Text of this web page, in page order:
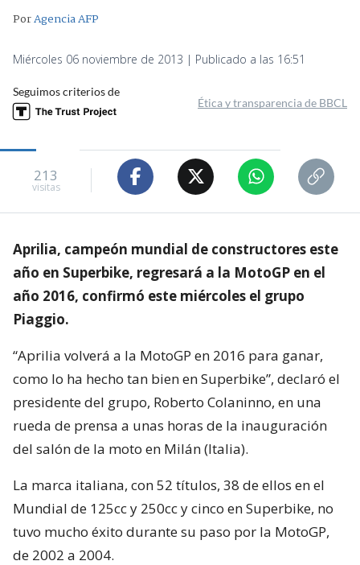
PorAgencia AFP
Miércoles 06 noviembre de 2013 | Publicado a las 16:51
Seguimos criterios de
Ética y transparencia de BBCL
213
visitas
Aprilia, campeón mundial de constructores este
año en Superbike, regresará a la MotoGP en el
año 2016, confirmó este miércoles el grupo
Piaggio.
“Aprilia volverá a la MotoGP en 2016 para ganar,
como lo ha hecho tan bien en Superbike”, declaró el
presidente del grupo, Roberto Colaninno, en una
rueda de prensa a unas horas de la inauguración
del salón de la moto en Milán (Italia).
La marca italiana, con 52 títulos, 38 de ellos en el
Mundial de 125cc y 250cc y cinco en Superbike, no
tuvo mucho éxito durante su paso por la MotoGP,
de 2002 a 2004.